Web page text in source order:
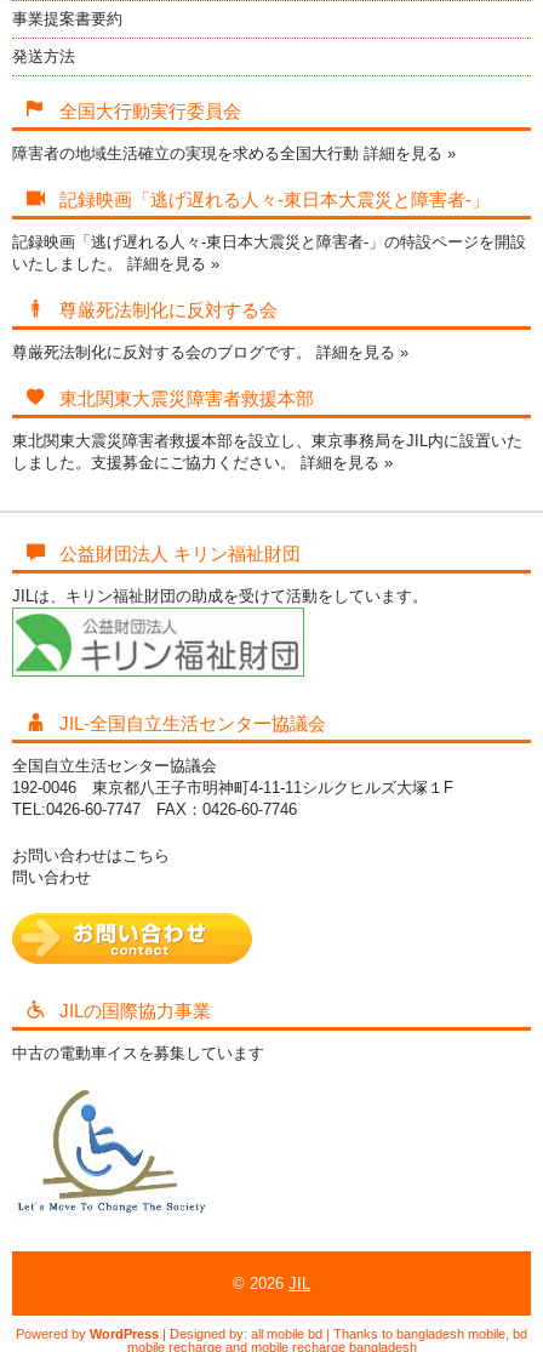
事業提案書要約
発送方法
全国大行動実行委員会
障害者の地域生活確立の実現を求める全国大行動 詳細を見る »
記録映画「逃げ遅れる人々-東日本大震災と障害者-」
記録映画「逃げ遅れる人々-東日本大震災と障害者-」の特設ページを開設
いたしました。 詳細を見る »
尊厳死法制化に反対する会
尊厳死法制化に反対する会のブログです。 詳細を見る »
東北関東大震災障害者救援本部
東北関東大震災障害者救援本部を設立し、東京事務局をJIL内に設置いた
しました。支援募金にご協力ください。 詳細を見る »
公益財団法人 キリン福祉財団
JILは、キリン福祉財団の助成を受けて活動をしています。
JIL-全国自立生活センター協議会
全国自立生活センター協議会
192-0046 東京都八王子市明神町4-11-11シルクヒルズ大塚１F
TEL:0426-60-7747 FAX：0426-60-7746
お問い合わせはこちら
問い合わせ
JILの国際協力事業
中古の電動車イスを募集しています
© 2026 JIL
Powered by WordPress | Designed by: all mobile bd | Thanks to bangladesh mobile bd
mobile rechargeand mobile recharge bangladesh